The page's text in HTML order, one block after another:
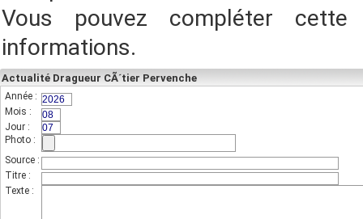
Vous pouvez compléter
informations.
Actualité Dragueur CÃ´tier Pervenche
Année :
Mois :
Jour :
Photo :
Source :
Titre :
Texte :